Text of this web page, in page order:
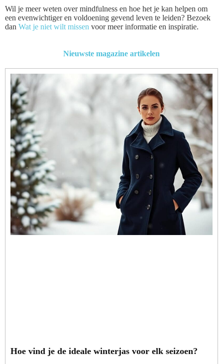
Wil je meer weten over mindfulness en hoe het je kan helpen om
een evenwichtiger en voldoening gevend leven te leiden? Bezoek
dan Wat je niet wilt missen voor meer informatie en inspiratie.
Nieuwste magazine artikelen
Hoe vind je de ideale winterjas voor elk seizoen?